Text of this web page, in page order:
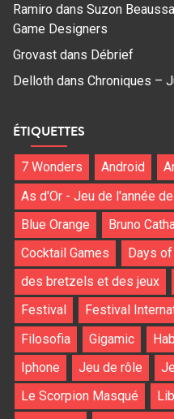
Ramiro dans Suzon
Game Designers
Grovast dans Débrief
Delloth dans Chroniques –
ÉTIQUETTES
7 Wonders Android
As d'Or - Jeu de l'année
Blue Orange
Bruno
Cocktail Games
Days
des bretzels et des jeux
Festival
Festival
Filosofia
Gigamic
Iphone
Jeu de rôle
Le Scorpion Masqué